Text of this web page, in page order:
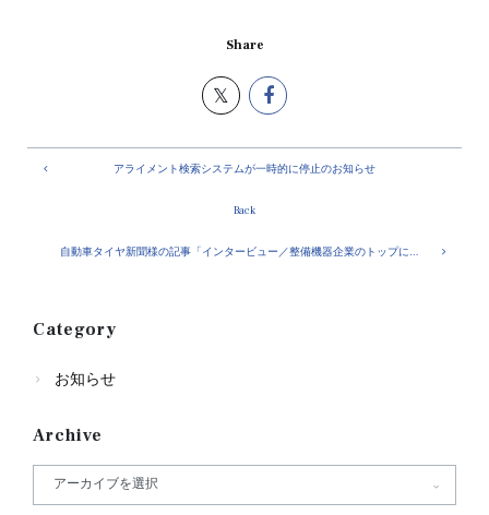
Share
アライメント検索システムが一時的に停止のお知らせ
Back
自動車タイヤ新聞様の記事「インタービュー／整備機器企業のトップに聞く」が掲載されました
Category
お知らせ
Archive